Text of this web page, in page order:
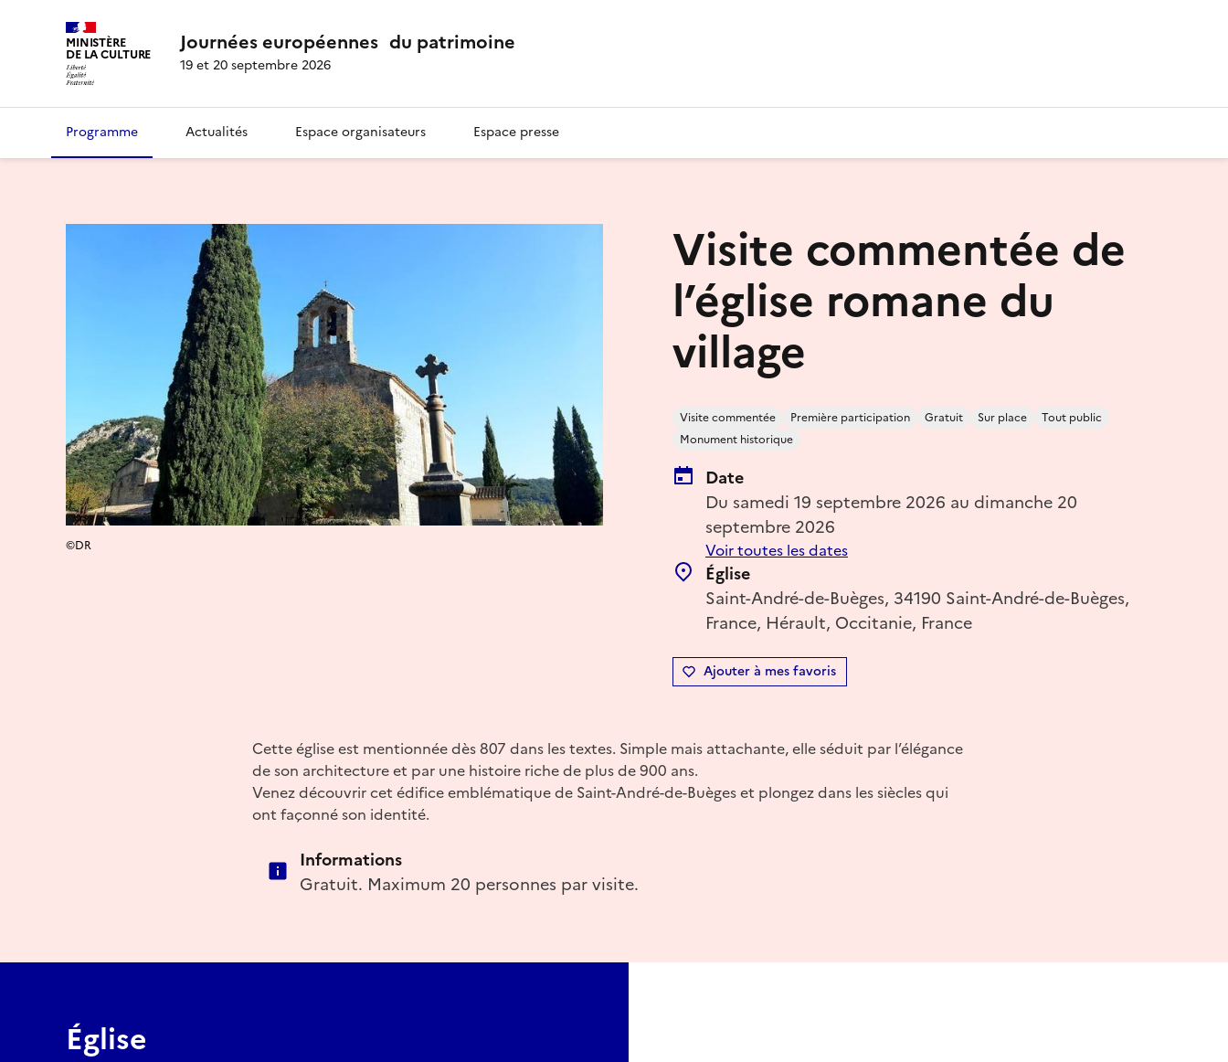
MINISTÈRE
DE LA CULTURE Journées européennes du patrimoine
19 et 20 septembre 2026
Programme Actualités Espace organisateurs Espace presse
Visite commentée de
l’église romane du
village
Visite commentée Première participation Gratuit Sur place
Tout public
Monument historique
Date
Du samedi 19 septembre 2026 au dimanche 20
septembre 2026
Voir toutes les dates
Église
Saint-André-de-Buèges, 34190 Saint-André-de-Buèges,
France, Hérault, Occitanie, France
Ajouter à mes favoris
©DR
Cette église est mentionnée dès 807 dans les textes. Simple mais attachante, elle séduit par l’élégance
de son architecture et par une histoire riche de plus de 900 ans.
Venez découvrir cet édifice emblématique de Saint-André-de-Buèges et plongez dans les siècles qui
ont façonné son identité.
Informations
Gratuit. Maximum 20 personnes par visite.
Église